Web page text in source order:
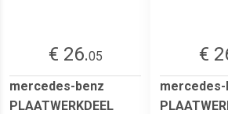
€ 26.05
mercedes-benz
PLAATWERKDEEL
€
mercedes-